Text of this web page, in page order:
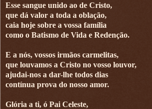
Esse sangue unido ao de Cristo,
que dá valor a toda a oblação,
caia hoje sobre a vossa família
como o Batismo de Vida e Redenção.
E a nós, vossos irmãos carmelitas,
que louvamos a Cristo no vosso louvor,
ajudai-nos a dar-lhe todos dias
contínua prova do nosso amor.
Glória a ti, ó Pai Celeste,